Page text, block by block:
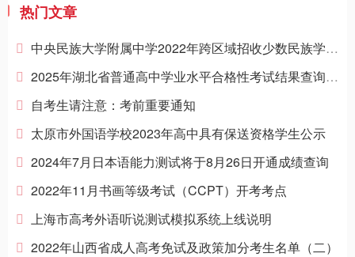
热门文章
中央民族大学附属中学2022年跨区域招收少数民族学生名单
2025年湖北省普通高中学业水平合格性考试结果查询和复核办法
自考生请注意：考前重要通知
太原市外国语学校2023年高中具有保送资格学生公示
2024年7月日本语能力测试将于8月26日开通成绩查询
2022年11月书画等级考试（CCPT）开考考点
上海市高考外语听说测试模拟系统上线说明
2022年山西省成人高考免试及政策加分考生名单（二）